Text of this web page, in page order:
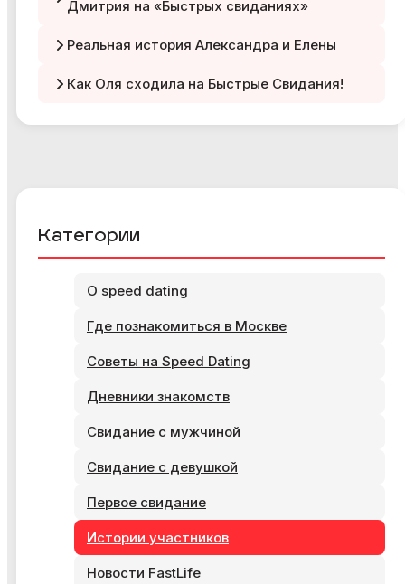
Категории
О speed dating
Где познакомиться в Москве
Советы на Speed Dating
Дневники знакомств
Свидание с мужчиной
Свидание с девушкой
Первое свидание
Истории участников
Новости FastLife
Дмитрия на «Быстрых свиданиях»
Реальная история Александра и Елены
Как Оля сходила на Быстрые Свидания!